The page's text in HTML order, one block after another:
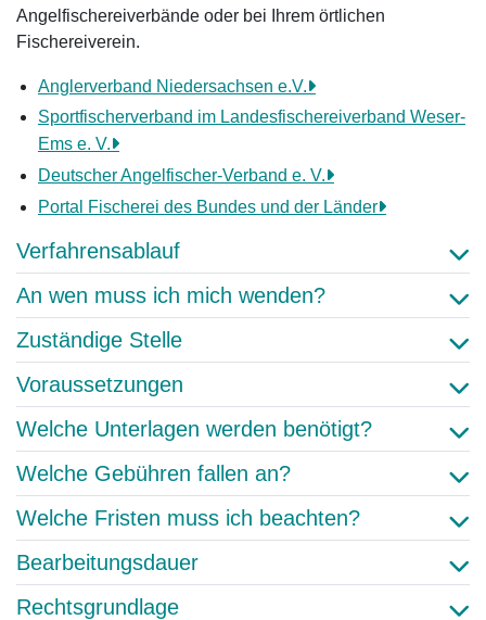
Angelfischereiverbände oder bei Ihrem örtlichen
Fischereiverein.
Anglerverband Niedersachsen e.V.
Sportfischerverband im Landesfischereiverband Weser-
Ems e. V.
Deutscher Angelfischer-Verband e. V.
Portal Fischerei des Bundes und der Länder
Verfahrensablauf
An wen muss ich mich wenden?
Zuständige Stelle
Voraussetzungen
Welche Unterlagen werden benötigt?
Welche Gebühren fallen an?
Welche Fristen muss ich beachten?
Bearbeitungsdauer
Rechtsgrundlage